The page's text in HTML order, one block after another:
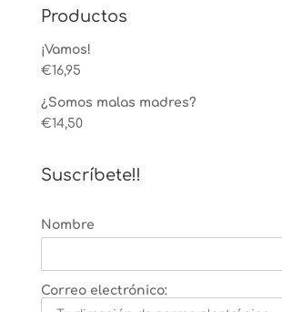
Productos
¡Vamos!
€16,95
¿Somos malas madres?
€14,50
Suscríbete!!
Nombre
Correo electrónico: